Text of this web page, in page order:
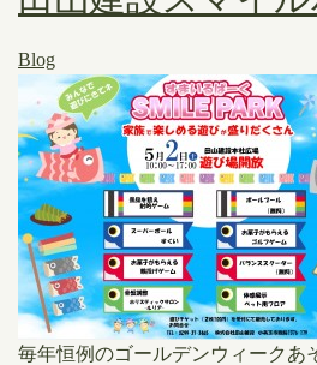
Blog
毎年恒例のゴールデンウィークあ